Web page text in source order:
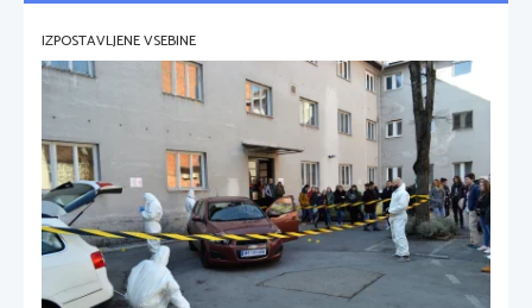
IZPOSTAVLJENE VSEBINE